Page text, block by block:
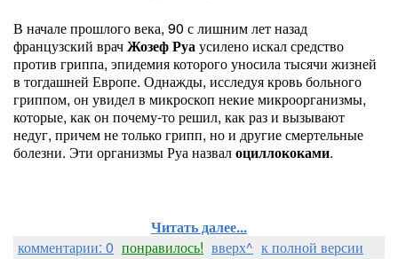
В начале прошлого века, 90 с лишним лет назад
французский врачЖозеф Руаусилено искал средство
против гриппа, эпидемия которого уносила тысячи жизней
в тогдашней Европе. Однажды, исследуя кровь больного
гриппом, он увидел в микроскоп некие микроорганизмы,
которые, как он почему-то решил, как раз и вызывают
недуг, причем не только грипп, но и другие смертельные
болезни. Эти организмы Руа назвалоциллококами.
Читать далее...
комментарии: 0 понравилось! вверх^ к полной версии